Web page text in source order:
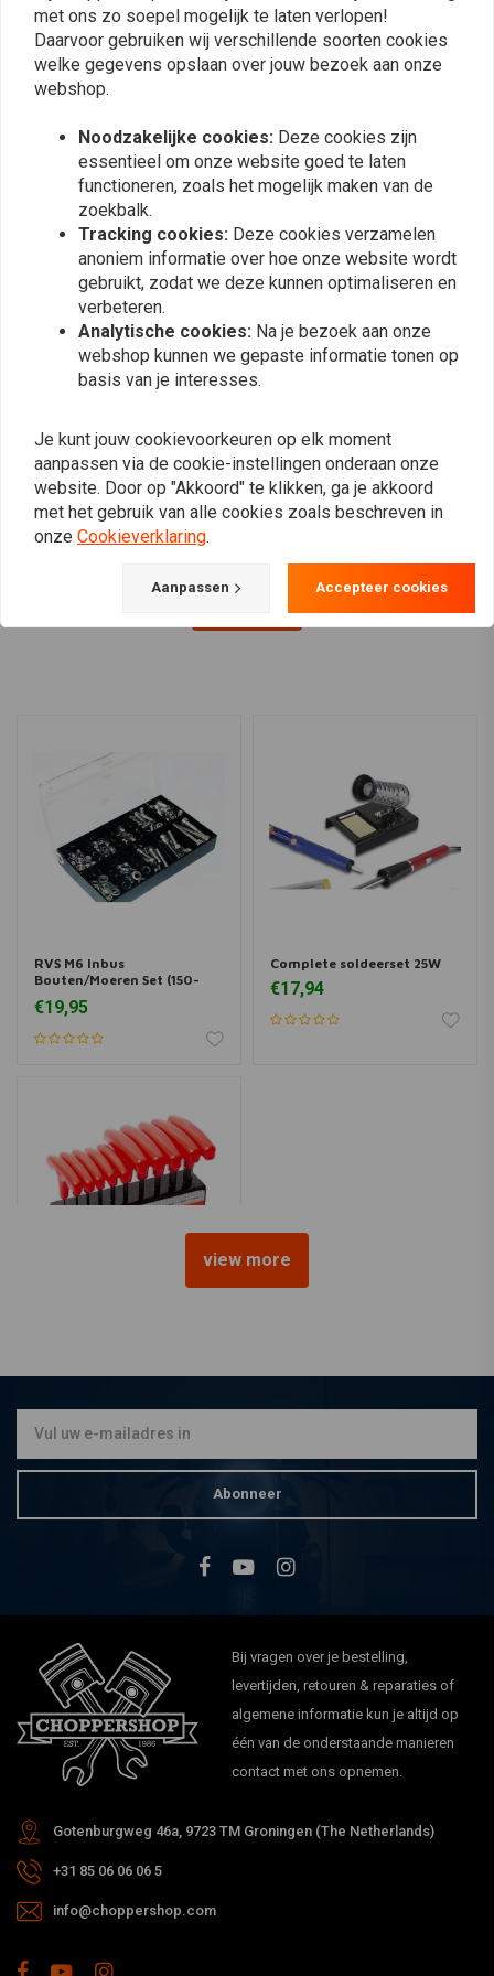
Plaats ook een review
Vergelijkbare producten
Tapset M10
€10,95
Kogellagertrekker 3 dlg
75-150
€15,13
RVS M6 Inbus
Bouten/Moeren Set (150-
€19,95
Complete soldeerset 25W
€17,94
view more
Abonneer
Bij vragen over je bestelling,
levertijden, retouren & reparaties of
algemene informatie kun je altijd op
één van de onderstaande manieren
contact met ons opnemen.
Gotenburgweg 46a, 9723 TM Groningen (The Netherlands)
+31 85 06 06 06 5
info@choppershop.com
met ons zo soepel mogelijk te laten verlopen!
Daarvoor gebruiken wij verschillende soorten cookies
welke gegevens opslaan over jouw bezoek aan onze
webshop.
Noodzakelijke cookies: Deze cookies zijn
essentieel om onze website goed te laten
functioneren, zoals het mogelijk maken van de
zoekbalk.
Tracking cookies: Deze cookies verzamelen
anoniem informatie over hoe onze website wordt
gebruikt, zodat we deze kunnen optimaliseren en
verbeteren.
Analytische cookies: Na je bezoek aan onze
webshop kunnen we gepaste informatie tonen op
basis van je interesses.
Je kunt jouw cookievoorkeuren op elk moment
aanpassen via de cookie-instellingen onderaan onze
website. Door op "Akkoord" te klikken, ga je akkoord
met het gebruik van alle cookies zoals beschreven in
onze Cookieverklaring.
Aanpassen Accepteer cookies